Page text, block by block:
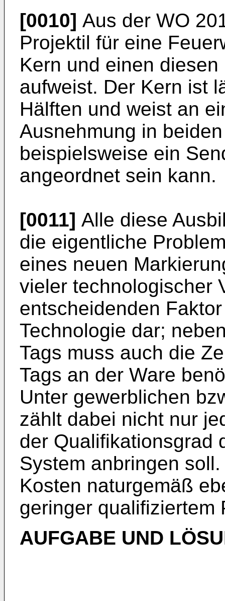
[0010] Aus der WO
Projektil für eine
Kern und einen
aufweist. Der Kern ist
Hälften und weist an
Ausnehmung in
beispielsweise ein
angeordnet sein kann.
[0011] Alle diese
die eigentliche
eines neuen
vieler technologischer
entscheidenden
Technologie dar;
Tags muss auch die
Tags an der Ware
Unter gewerblichen
zählt dabei nicht nur
der Qualifikationsgrad
System anbringen
Kosten naturgemäß
geringer qualifiziertem
AUFGABE UND